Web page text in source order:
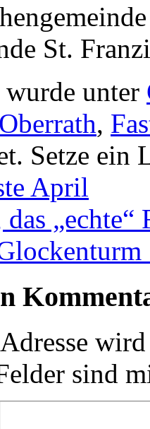
St.
unter
,
Setze ein
April
sind